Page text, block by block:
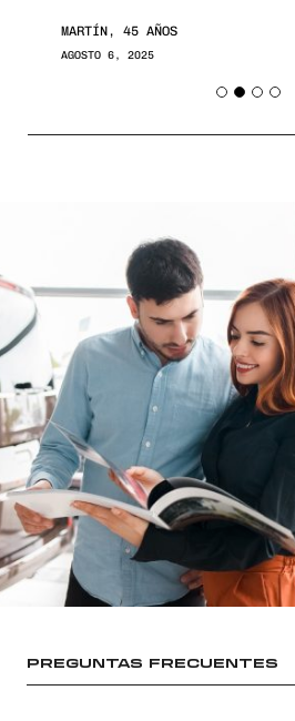
MARTÍN, 45 AÑOS
AGOSTO 6, 2025
PREGUNTAS FRECUENTES